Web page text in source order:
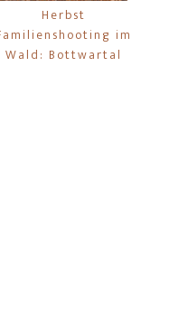
Herbst
im
Wald: Bottwartal